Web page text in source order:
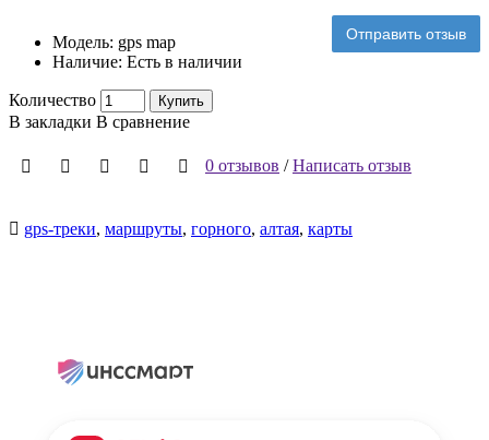
Отправить отзыв
Модель: gps map
Наличие: Есть в наличии
Количество Купить
В закладки В сравнение
0 отзывов /Написать отзыв
gps-треки, маршруты, горного, алтая, карты